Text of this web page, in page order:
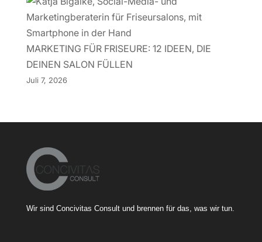
MARKETING FÜR FRISEURE: 12 IDEEN, DIE
DEINEN SALON FÜLLEN
Juli 7, 2026
Wir sind Concivitas Consult und brennen für das, was wir tun.